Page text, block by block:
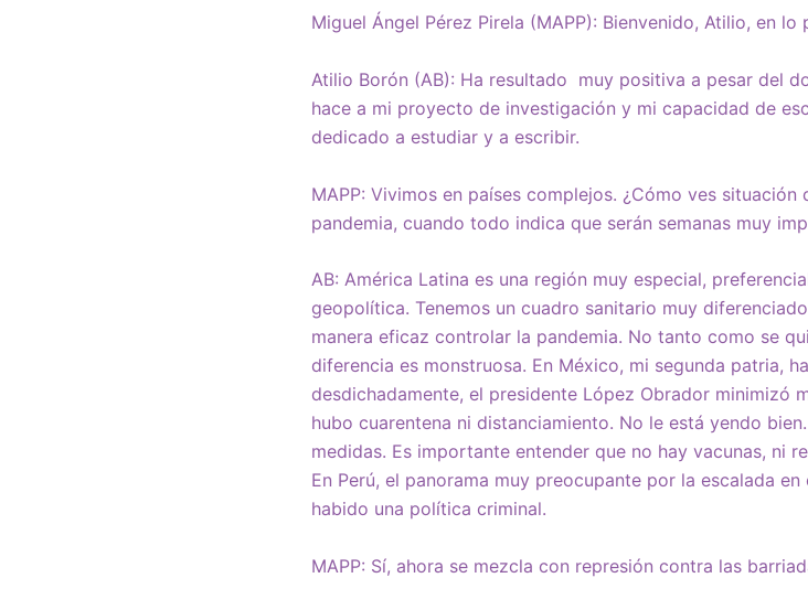
Miguel Ángel Pérez Pirela (MAPP): Bienvenido, Atilio, en
Atilio Borón (AB): Ha resultado muy positiva a pesar del
hace a mi proyecto de investigación y mi capacidad de
dedicado a estudiar y a escribir.
MAPP: Vivimos en países complejos. ¿Cómo ves
pandemia, cuando todo indica que serán semanas muy
AB: América Latina es una región muy especial,
geopolítica. Tenemos un cuadro sanitario muy
manera eficaz controlar la pandemia. No tanto como se
diferencia es monstruosa. En México, mi segunda patria,
desdichadamente, el presidente López Obrador minimizó
hubo cuarentena ni distanciamiento. No le está yendo
medidas. Es importante entender que no hay vacunas, ni
En Perú, el panorama muy preocupante por la escalada
habido una política criminal.
MAPP: Sí, ahora se mezcla con represión contra las